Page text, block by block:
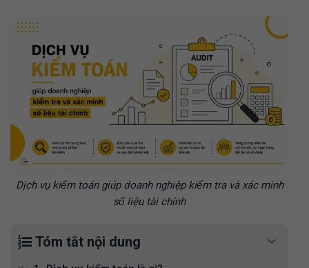
Dịch vụ kiểm toán giúp doanh nghiệp kiểm tra và xác minh
số liệu tài chính
Tóm tắt nội dung